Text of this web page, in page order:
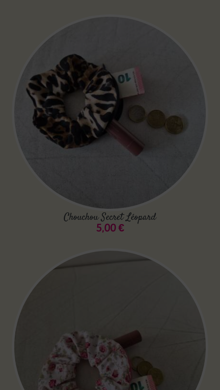
Chouchou Secret Léopard
5,00 €